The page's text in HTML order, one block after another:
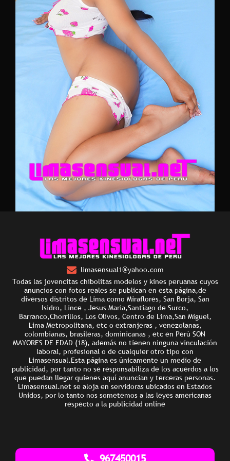
limasensual1@yahoo.com
Todas las jovencitas chibolitas modelos y kines peruanas cuyos
anuncios con fotos reales se publican en esta página,de
diversos distritos de Lima como Miraflores, San Borja, San
Isidro, Lince , Jesus Maria,Santiago de Surco,
Barranco,Chorrillos, Los Olivos, Centro de Lima,San Miguel,
Lima Metropolitana, etc o extranjeras , venezolanas,
colombianas, brasileras, dominicanas , etc en Perú SON
MAYORES DE EDAD (18), además no tienen ninguna vinculación
laboral, profesional o de cualquier otro tipo con
Limasensual.Esta página es únicamente un medio de
publicidad, por tanto no se responsabiliza de los acuerdos a los
que puedan llegar quienes aquí anuncian y terceras personas.
Limasensual.net se aloja en servidoras ubicados en Estados
Unidos, por lo tanto nos sometemos a las leyes americanas
respecto a la publicidad online